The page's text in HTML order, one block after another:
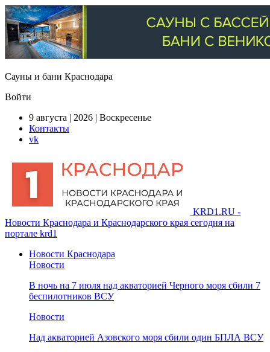
Сауны и бани Краснодара
Войти
9 августа | 2026 | Воскресенье
Контакты
vk
KRD1.RU -
Новости Краснодара и Краснодарского края сегодня на
портале krd1
Новости Краснодара
Новости
В ночь на 7 июля над акваторией Черного моря сбили 7
беспилотников ВСУ
Новости
Над акваторией Азовского моря сбили один БПЛА ВСУ